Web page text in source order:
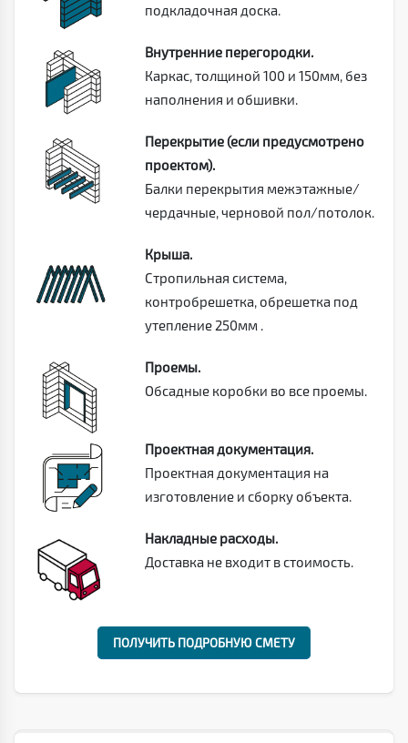
подкладочная доска.
Внутренние перегородки.
Каркас, толщиной 100 и 150мм, без
наполнения и обшивки.
Перекрытие (если предусмотрено
проектом).
Балки перекрытия межэтажные/
чердачные, черновой пол/потолок.
Крыша.
Стропильная система,
контробрешетка, обрешетка под
утепление 250мм .
Проемы.
Обсадные коробки во все проемы.
Проектная документация.
Проектная документация на
изготовление и сборку объекта.
Накладные расходы.
Доставка не входит в стоимость.
ПОЛУЧИТЬ ПОДРОБНУЮ СМЕТУ